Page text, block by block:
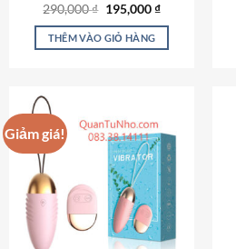
Được xếp
hạng4.64
5 sao
290,000₫ Giá
là:
290,000 ₫.
195,000₫Giá
tại
THÊM VÀO GIỎ HÀNG
Giảm giá!